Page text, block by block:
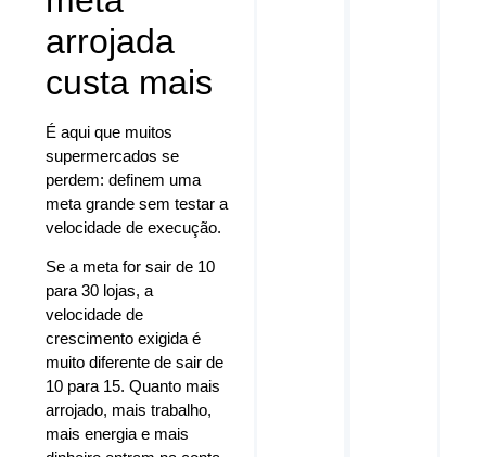
arrojada
custa mais
É aqui que muitos
supermercados se
perdem: definem uma
meta grande sem testar a
velocidade de execução.
Se a meta for sair de 10
para 30 lojas, a
velocidade de
crescimento exigida é
muito diferente de sair de
10 para 15. Quanto mais
arrojado, mais trabalho,
mais energia e mais